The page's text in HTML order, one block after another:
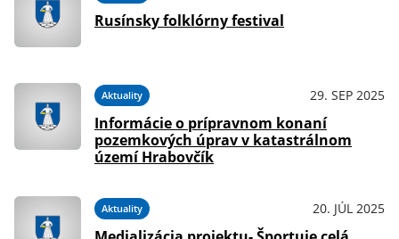
Rusínsky folklórny festival
Aktuality 29. SEP 2025
Informácie o prípravnom konaní
pozemkových úprav v katastrálnom
území Hrabovčík
Aktuality 20. JÚL 2025